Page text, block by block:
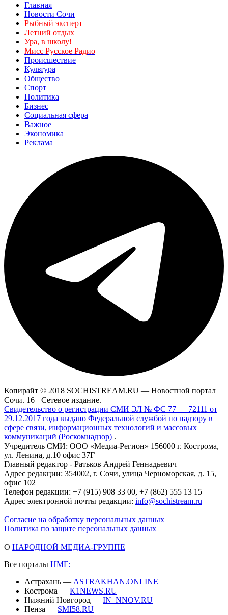
Главная
Новости Сочи
Рыбный эксперт
Летний отдых
Ура, в школу!
Мисс Русское Радио
Происшествие
Культура
Общество
Спорт
Политика
Бизнес
Социальная сфера
Важное
Экономика
Реклама
Копирайт © 2018 SOCHISTREAM.RU — Новостной портал
Сочи. 16+ Сетевое издание.
Свидетельство о регистрации СМИ ЭЛ № ФС 77 — 72111 от
29.12.2017 года выдано Федеральной службой по надзору в
сфере связи, информационных технологий и массовых
коммуникаций (Роскомнадзор) .
Учредитель СМИ: ООО «Медиа-Регион» 156000 г. Кострома,
ул. Ленина, д.10 офис 37Г
Главный редактор - Ратьков Андрей Геннадьевич
Адрес редакции: 354002, г. Сочи, улица Черноморская, д. 15,
офис 102
Телефон редакции: +7 (915) 908 33 00, +7 (862) 555 13 15
Адрес электронной почты редакции: info@sochistream.ru
Согласие на обработку персональных данных
Политика по защите персональных данных
О НАРОДНОЙ МЕДИА-ГРУППЕ
Все порталы НМГ:
Астрахань — ASTRAKHAN.ONLINE
Кострома — K1NEWS.RU
Нижний Новгород — IN_NNOV.RU
Пенза — SMI58.RU